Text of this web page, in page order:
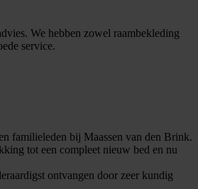
We hebben zowel raambekleding
service.
familieleden bij Maassen van den Brink.
tot een compleet nieuw bed en nu
ontvangen door zeer kundig